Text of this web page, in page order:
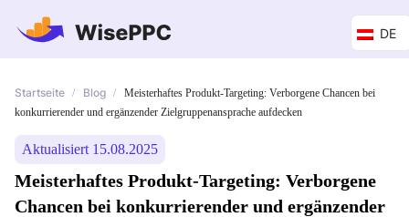
DE
Startseite / Blog /
Meisterhaftes Produkt-Targeting: Verborgene Chancen bei
konkurrierender und ergänzender Zielgruppenansprache aufdecken
Aktualisiert 15.08.2025
Meisterhaftes Produkt-Targeting: Verborgene
Chancen bei konkurrierender und ergänzender